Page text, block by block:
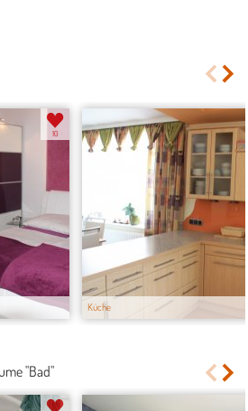
10
Küche
"Bad"